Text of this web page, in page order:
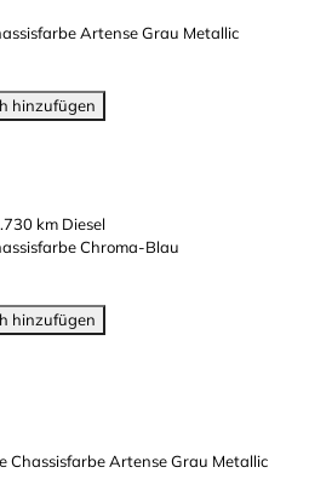
Artense Grau Metallic
hinzufügen
km Diesel
Chroma-Blau
hinzufügen
Chassisfarbe Artense Grau Metallic